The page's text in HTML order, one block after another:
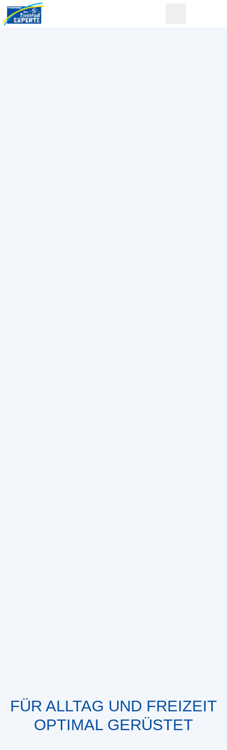
FÜR ALLTAG UND FREIZEIT
OPTIMAL GERÜSTET